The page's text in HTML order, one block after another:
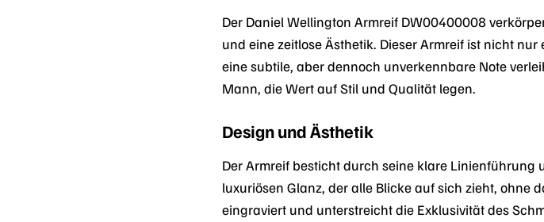
Der Daniel Wellington Armreif DW00400008
und eine zeitlose Ästhetik. Dieser Armreif ist nicht
eine subtile, aber dennoch unverkennbare Note
Mann, die Wert auf Stil und Qualität legen.
Design und Ästhetik
Der Armreif besticht durch seine klare Linienführung
luxuriösen Glanz, der alle Blicke auf sich zieht, ohne
eingraviert und unterstreicht die Exklusivität des